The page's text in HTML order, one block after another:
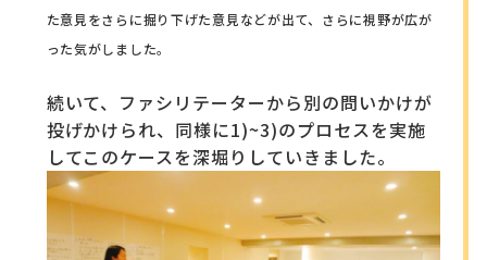
た意見をさらに掘り下げた意見などが出て、さらに視野が広が
った気がしました。
続いて、ファシリテーターから別の問いかけが
投げかけられ、同様に1)~3)のプロセスを実施
してこのケースを深堀りしていきました。